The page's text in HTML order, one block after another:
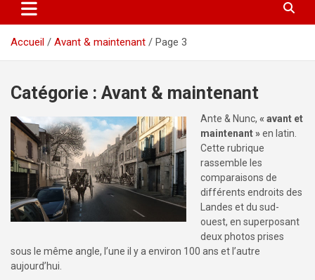
Accueil Avant & maintenant Page 3
Catégorie : Avant & maintenant
Ante & Nunc, « avant et
maintenant »en latin.
Cette rubrique
rassemble les
comparaisons de
différents endroits des
Landes et du sud-
ouest, en superposant
deux photos prises
sous le même angle, l’une il y a environ 100 ans et l’autre
aujourd’hui.